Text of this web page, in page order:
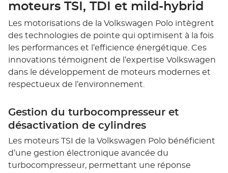
moteurs TSI, TDI et mild-hybrid
Les motorisations de la Volkswagen Polo intègrent
des technologies de pointe qui optimisent à la fois
les performances et l’efficience énergétique. Ces
innovations témoignent de l’expertise Volkswagen
dans le développement de moteurs modernes et
respectueux de l’environnement.
Gestion du turbocompresseur et
désactivation de cylindres
Les moteurs TSI de la Volkswagen Polo bénéficient
d’une gestion électronique avancée du
turbocompresseur, permettant une réponse